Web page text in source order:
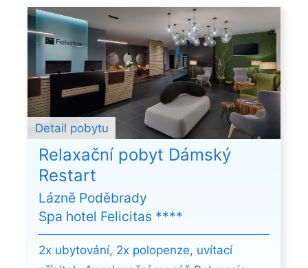
Relaxační pobyt Dámský
Restart
Lázně Poděbrady
Spa hotel Felicitas ****
2x ubytování, 2x polopenze, uvítací
Detail pobytu